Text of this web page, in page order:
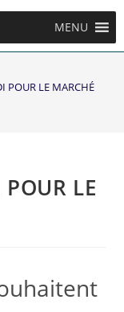
MENU
POUR LE MARCHÉ
LE